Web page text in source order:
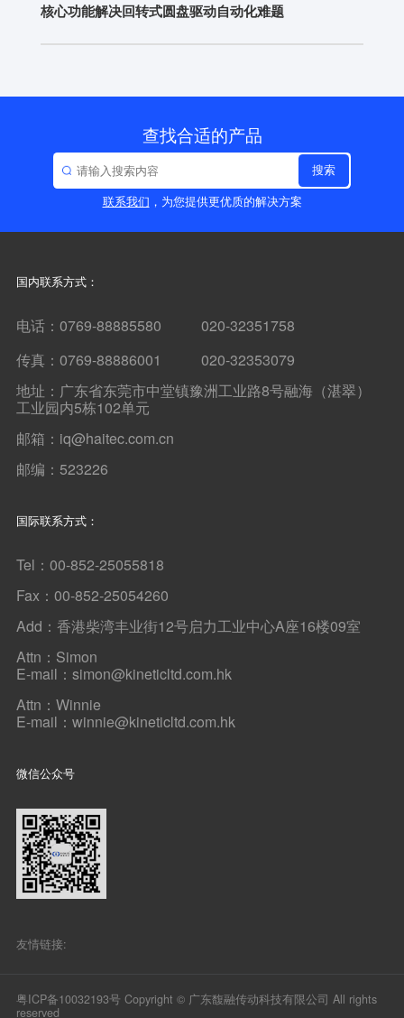
核心功能解决回转式圆盘驱动自动化难题
查找合适的产品
搜索
联系我们 ，为您提供更优质的解决方案
国内联系方式：
电话：0769-88885580 020-32351758
传真：0769-88886001 020-32353079
地址：广东省东莞市中堂镇豫洲工业路8号融海（湛翠）
工业园内5栋102单元
邮箱：iq@haitec.com.cn
邮编：523226
国际联系方式：
Tel：00-852-25055818
Fax：00-852-25054260
Add：香港柴湾丰业街12号启力工业中心A座16楼09室
Attn：Simon
E-mail：simon@kineticltd.com.hk
Attn：Winnie
E-mail：winnie@kineticltd.com.hk
微信公众号
友情链接:
粤ICP备10032193号 Copyright © 广东馥融传动科技有限公司 All rights
reserved